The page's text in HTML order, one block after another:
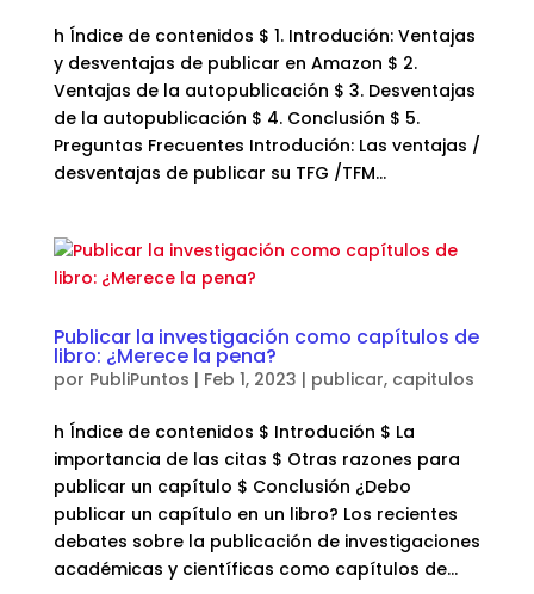
h Índice de contenidos $ 1. Introdución: Ventajas
y desventajas de publicar en Amazon $ 2.
Ventajas de la autopublicación $ 3. Desventajas
de la autopublicación $ 4. Conclusión $ 5.
Preguntas Frecuentes Introdución: Las ventajas /
desventajas de publicar su TFG /TFM...
Publicar la investigación como capítulos de
libro: ¿Merece la pena?
por PubliPuntos | Feb 1, 2023 | publicar, capitulos
h Índice de contenidos $ Introdución $ La
importancia de las citas $ Otras razones para
publicar un capítulo $ Conclusión ¿Debo
publicar un capítulo en un libro? Los recientes
debates sobre la publicación de investigaciones
académicas y científicas como capítulos de...